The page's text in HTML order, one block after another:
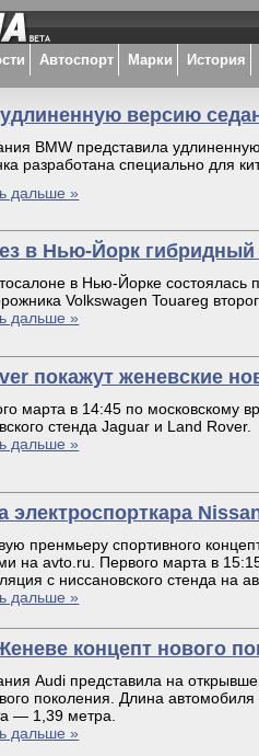
Автоспорт Марки История
версию
BMW представила
разработана специально для
дальше »
в Нью-Йорк
в Нью-Йорке состоялась
Volkswagen Touareg
дальше »
покажут женевские
марта в 14:45 по московскому
стенда Jaguar и Land Rover.
дальше »
электроспорткара
пренмьеру спортивного
на avto.ru. Первого марта в
с ниссановского стенда на
дальше »
концепт нового
Audi представила на
поколения. Длина
— 1,39 метра.
дальше »